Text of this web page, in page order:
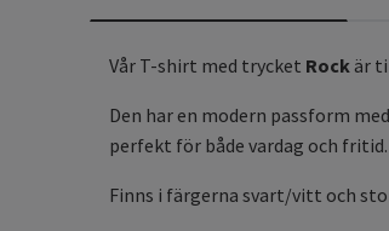
Vår T-shirt med trycket Rock är
Den har en modern passform
perfekt för både vardag och fritid.
Finns i färgerna svart/vitt och